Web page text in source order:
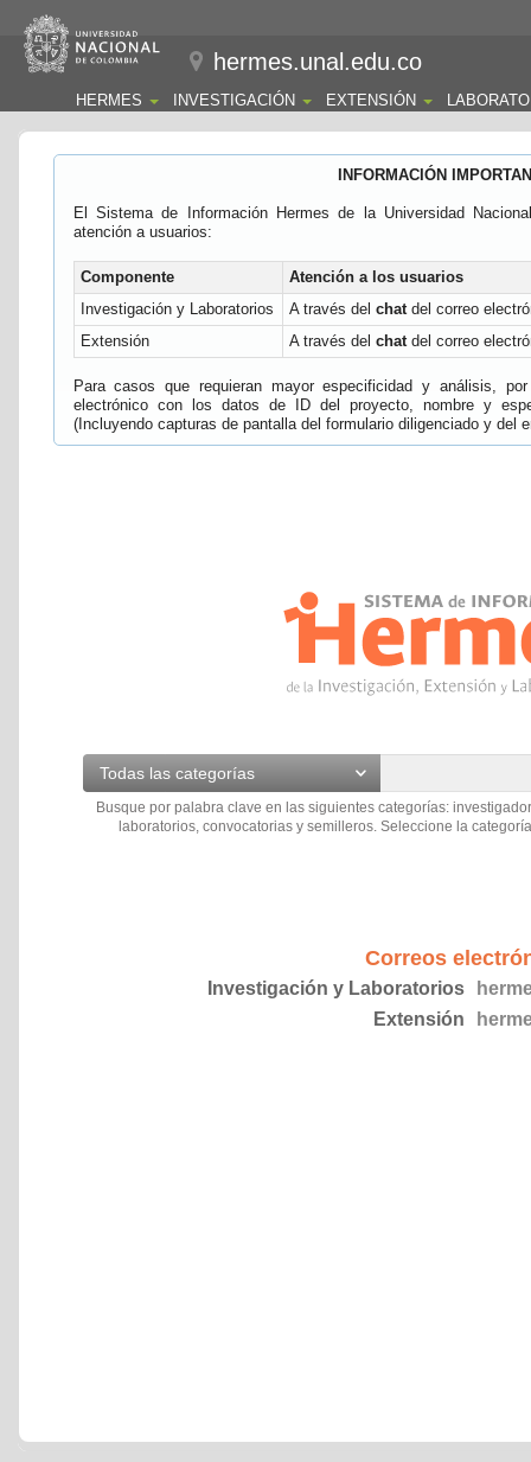
hermes.unal.edu.co
HERMES INVESTIGACIÓN EXTENSIÓN
INFORMACIÓN
El Sistema de Información Hermes de la Universidad
atención a usuarios:
Componente
Atención a los usuarios
Investigación y Laboratorios
A través del chatdel correo
Extensión
A través del chatdel correo
Para casos que requieran mayor especificidad y análisis,
electrónico con los datos de ID del proyecto, nombre y
(Incluyendo capturas de pantalla del formulario diligenciado y del
Todas las categorías
Busque por palabra clave en las siguientes categorías:
laboratorios, convocatorias y semilleros. Seleccione la
Correos
Investigación y Laboratorios
Extensión